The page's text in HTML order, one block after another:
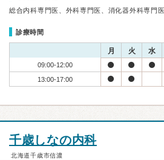
総合内科専門医、外科専門医、消化器外科専門
診療時間
月 火 水
09:00-12:00
13:00-17:00
千歳しなの内科
北海道千歳市信濃